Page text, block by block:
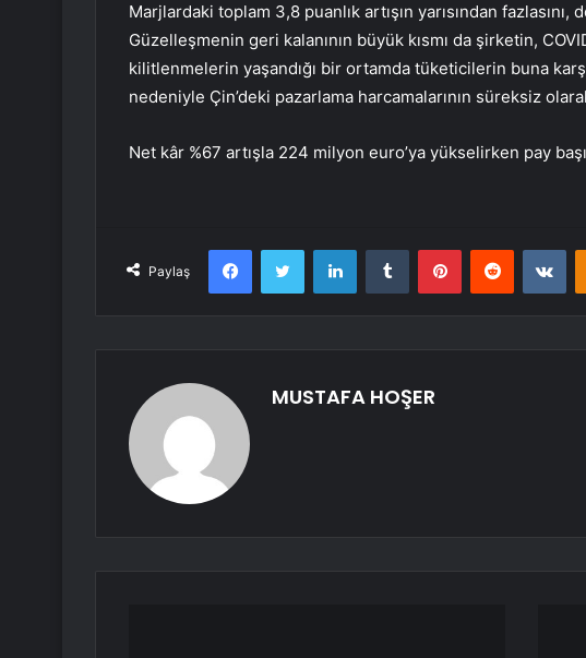
Marjlardaki toplam 3,8 puanlık artışın yarısından
Güzelleşmenin geri kalanının büyük kısmı da şirketin,
kilitlenmelerin yaşandığı bir ortamda tüketicilerin buna
nedeniyle Çin’deki pazarlama harcamalarının süreksiz
Net kâr %67 artışla 224 milyon euro’ya yükselirken pay
Paylaş
FacebookTwitter LinkedInTumblr PinterestReddit
MUSTAFA HOŞER